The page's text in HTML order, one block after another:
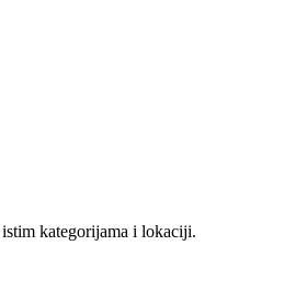
kategorijama i lokaciji.